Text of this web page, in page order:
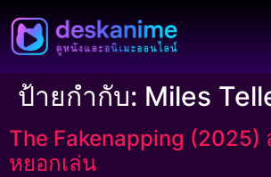
ป้ายกำกับ: Miles
The Fakenapping (2025)
หยอกเล่น